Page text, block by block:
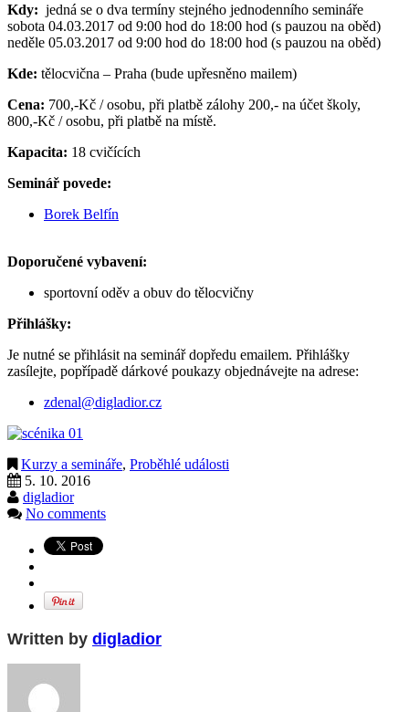
Kdy: jedná se o dva termíny stejného jednodenního semináře
sobota 04.03.2017 od 9:00 hod do 18:00 hod (s pauzou na oběd)
neděle 05.03.2017 od 9:00 hod do 18:00 hod (s pauzou na oběd)
Kde: tělocvična – Praha (bude upřesněno mailem)
Cena: 700,-Kč / osobu, při platbě zálohy 200,- na účet školy,
800,-Kč / osobu, při platbě na místě.
Kapacita: 18 cvičících
Seminář povede:
Borek Belfín
Doporučené vybavení:
sportovní oděv a obuv do tělocvičny
Přihlášky:
Je nutné se přihlásit na seminář dopředu emailem. Přihlášky
zasílejte, popřípadě dárkové poukazy objednávejte na adrese:
zdenal@digladior.cz
Kurzy a semináře, Proběhlé události
5. 10. 2016
digladior
No comments
Written by digladior